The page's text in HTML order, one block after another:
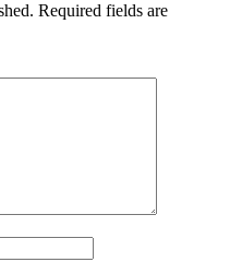
Required fields are